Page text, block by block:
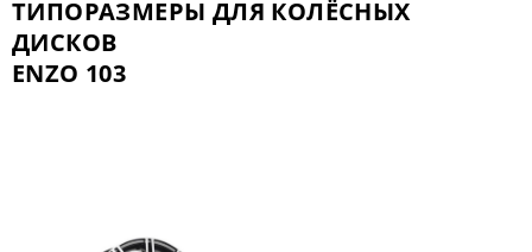
ТИПОРАЗМЕРЫ ДЛЯ КОЛЁСНЫХ
ДИСКОВ
ENZO 103